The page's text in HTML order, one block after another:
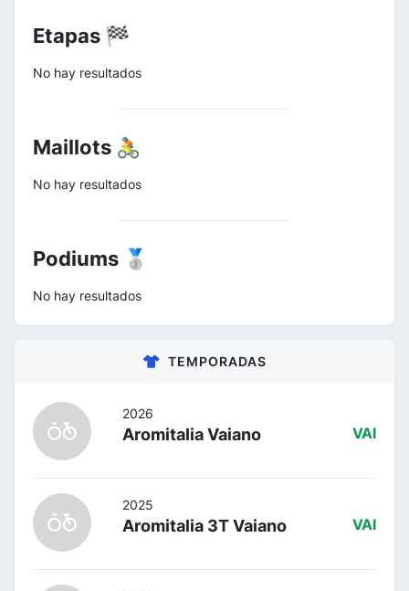
Etapas 🏁
No hay resultados
Maillots 🚴
No hay resultados
Podiums 🥈
No hay resultados
TEMPORADAS
2026
Aromitalia Vaiano VAI
2025
Aromitalia 3T Vaiano VAI